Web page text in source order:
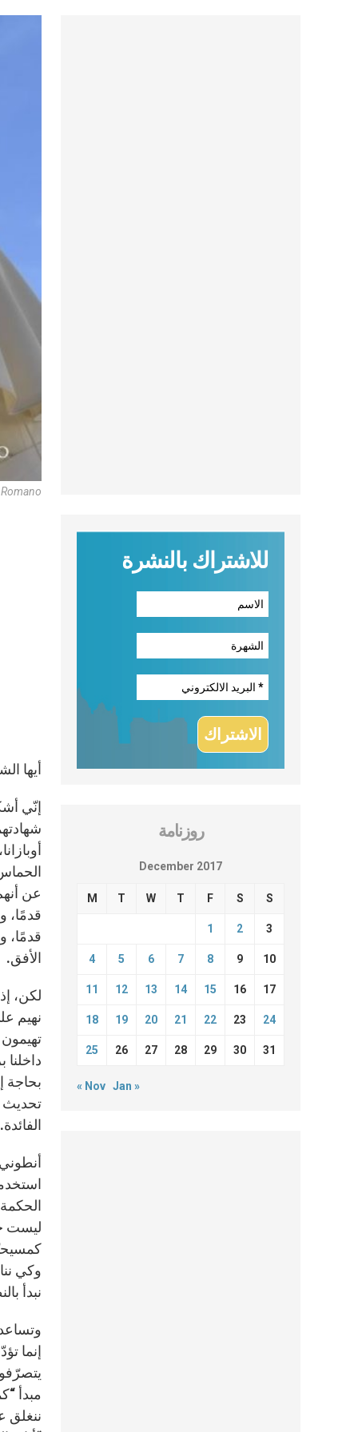
أيها
إنّي
عن
قدمًا،
قدمًا،
الأفق.
لكن،
نهيم
بحاجة
تحديث
الفائدة.
ليست
وكي
نبدأ
إنما
مبدأ
ننغلق
للاشتراك بالنشرة
روزنامة
December 2017
M T W T F S S
1 2 3
4 5 6 7 8 9 10
11 12 13 14 15 16 17
18 19 20 21 22 23 24
25 26 27 28 29 30 31
« Nov Jan »